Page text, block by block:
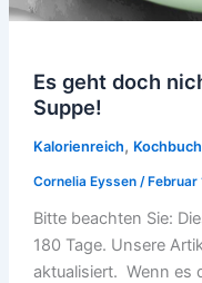
Es geht doch
Suppe!
Kalorienreich,
Cornelia Eyssen / Februar
Bitte beachten Sie:
180 Tage. Unsere
aktualisiert. Wenn es